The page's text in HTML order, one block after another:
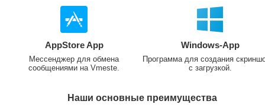
AppStore App
Мессенджер для обмена
сообщениями на Vmeste.
Windows-App
Программа для создания
с загрузкой.
Наши основные преимущества